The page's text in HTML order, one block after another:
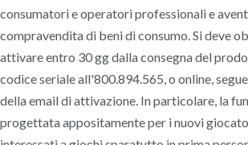
consumatori e operatori professionali e
compravendita di beni di consumo. Si deve
attivare entro 30 gg dalla consegna del
codice seriale all'800.894.565, o online,
della email di attivazione. In particolare, la
progettata appositamente per i nuovi